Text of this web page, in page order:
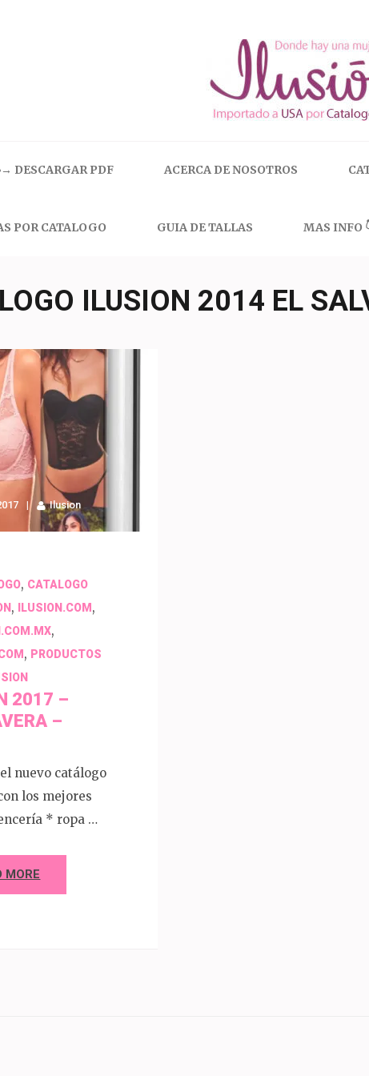
DESCARGAR PDF ACERCA DE NOSOTROS
POR CATALOGO GUIA DE TALLAS MAS INFO
ILUSION 2014 EL
Ilusion
, CATALOGO
, ILUSION.COM ,
,
, PRODUCTOS
2017 –
–
nuevo catálogo
los mejores
* ropa …
MORE